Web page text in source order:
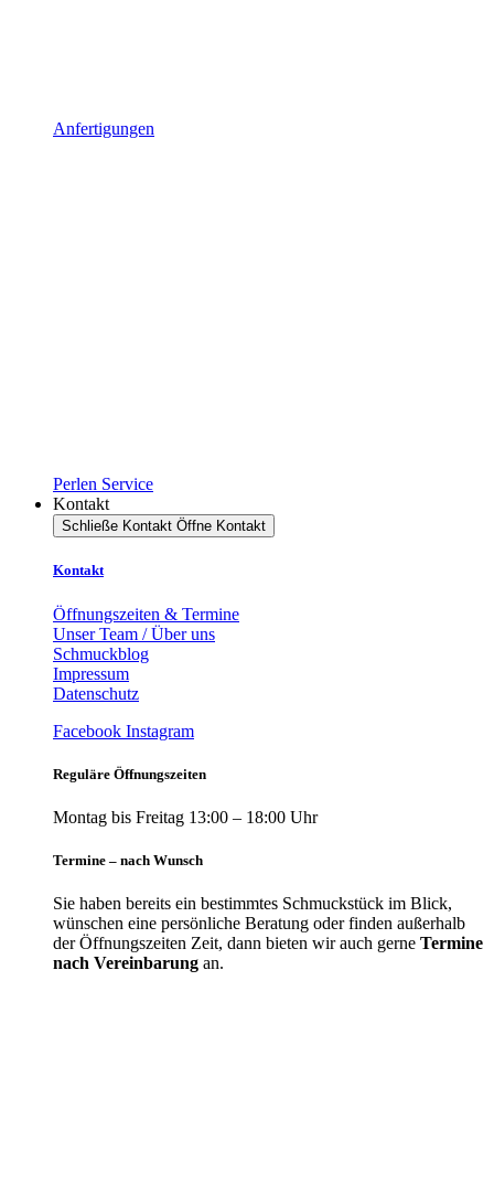
Anfertigungen
Perlen Service
Kontakt
Schließe Kontakt Öffne Kontakt
Kontakt
Öffnungszeiten & Termine
Unser Team / Über uns
Schmuckblog
Impressum
Datenschutz
Facebook Instagram
Reguläre Öffnungszeiten
Montag bis Freitag 13:00 – 18:00 Uhr
Termine – nach Wunsch
Sie haben bereits ein bestimmtes Schmuckstück im Blick,
wünschen eine persönliche Beratung oder finden außerhalb
der Öffnungszeiten Zeit, dann bieten wir auch gerne Termine
nach Vereinbarung an.